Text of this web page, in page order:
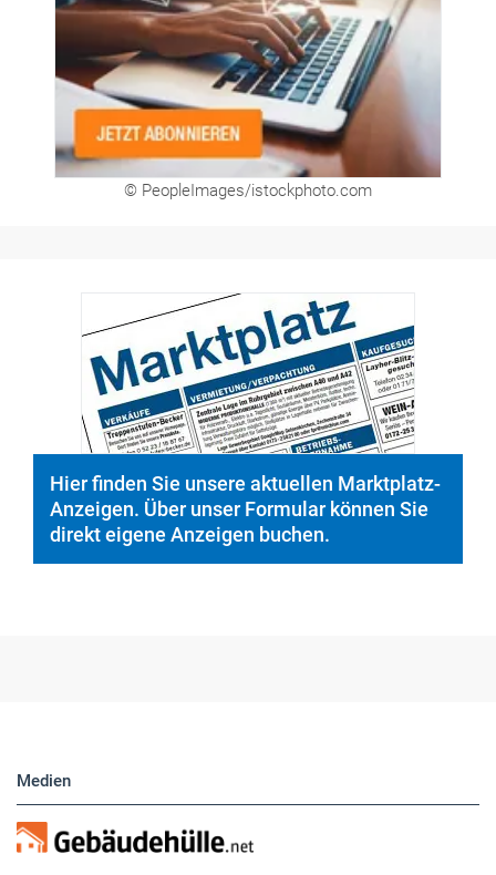
© PeopleImages/istockphoto.com
Hier finden Sie unsere aktuellen Marktplatz-
Anzeigen. Über unser Formular können Sie
direkt eigene Anzeigen buchen.
Medien